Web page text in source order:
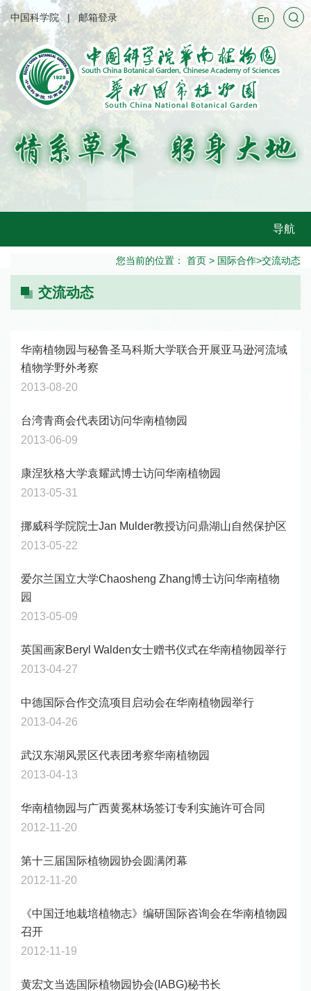
中国科学院 邮箱登录 En
导航
您当前的位置： 首页 > 国际合作>交流动态
交流动态
华南植物园与秘鲁圣马科斯大学联合开展亚马逊河流域
植物学野外考察
2013-08-20
台湾青商会代表团访问华南植物园
2013-06-09
康涅狄格大学袁耀武博士访问华南植物园
2013-05-31
挪威科学院院士Jan Mulder教授访问鼎湖山自然保护区
2013-05-22
爱尔兰国立大学Chaosheng Zhang博士访问华南植物
园
2013-05-09
英国画家Beryl Walden女士赠书仪式在华南植物园举行
2013-04-27
中德国际合作交流项目启动会在华南植物园举行
2013-04-26
武汉东湖风景区代表团考察华南植物园
2013-04-13
华南植物园与广西黄冕林场签订专利实施许可合同
2012-11-20
第十三届国际植物园协会圆满闭幕
2012-11-20
《中国迁地栽培植物志》编研国际咨询会在华南植物园
召开
2012-11-19
黄宏文当选国际植物园协会(IABG)秘书长